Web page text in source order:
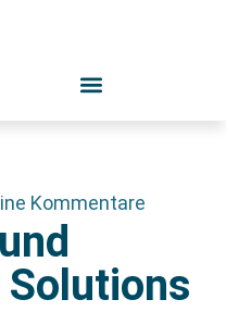
Kommentare
Solutions